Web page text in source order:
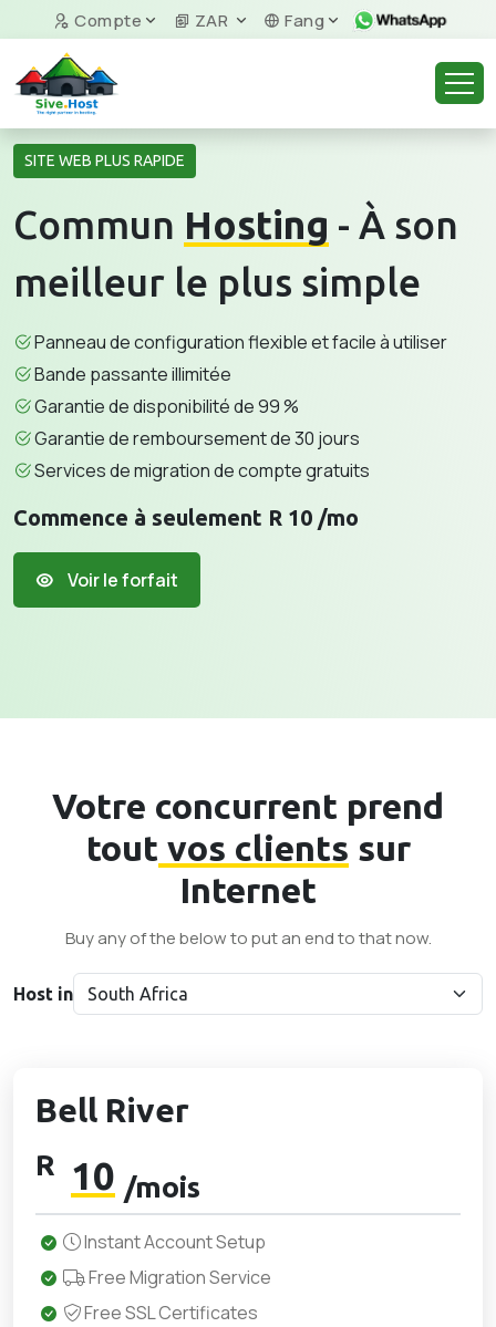
Compte ZAR Fang
SITE WEB PLUS RAPIDE
Commun Hosting - À son
meilleur le plus simple
Panneau de configuration flexible et facile à utiliser
Bande passante illimitée
Garantie de disponibilité de 99 %
Garantie de remboursement de 30 jours
Services de migration de compte gratuits
Commence à seulement R 10 /mo
Voir le forfait
Votre concurrent prend
tout vos clients sur
Internet
Buy any of the below to put an end to that now.
Host in
Bell River
R 10 /mois
Instant Account Setup
Free Migration Service
Free SSL Certificates